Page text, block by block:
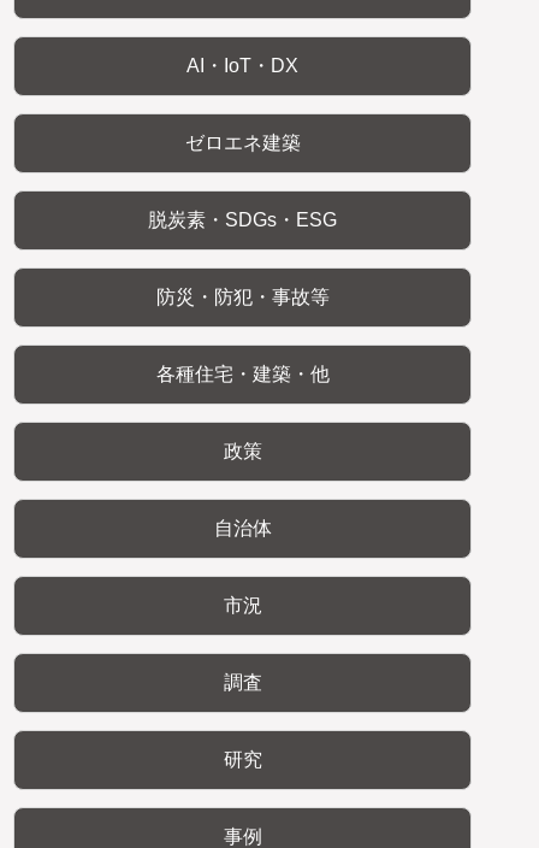
AI・IoT・DX
ゼロエネ建築
脱炭素・SDGs・ESG
防災・防犯・事故等
各種住宅・建築・他
政策
自治体
市況
調査
研究
事例